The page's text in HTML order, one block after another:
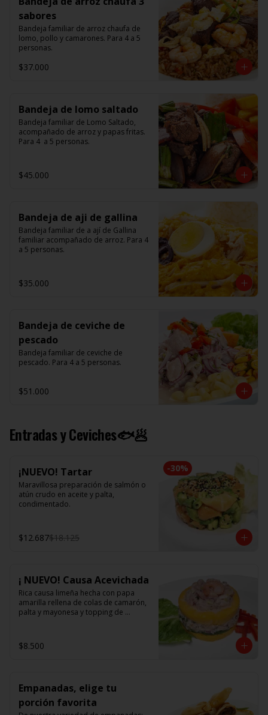
sabores
Bandeja familiar de arroz chaufa de
lomo, pollo y camarones. Para 4 a 5
personas.
$37.000
Bandeja de lomo saltado
Bandeja familiar de Lomo Saltado,
acompañado de arroz y papas fritas.
Para 4  a 5 personas.
$45.000
Bandeja de aji de gallina
Bandeja familiar de a ají de Gallina
familiar acompañado de arroz. Para 4
a 5 personas.
$35.000
Bandeja de ceviche de
pescado
Bandeja familiar de ceviche de
pescado. Para 4 a 5 personas.
$51.000
Entradas y Ceviches🐟🥟
-30%
¡NUEVO! Tartar
Maravillosa preparación de salmón o
atún crudo en aceite y palta,
condimentado.
$12.687$18.125
¡ NUEVO! Causa Acevichada
Rica causa limeña hecha con papa
amarilla rellena de colas de camarón,
palta y mayonesa y topping de
$8.500
Empanadas, elige tu
porción favorita